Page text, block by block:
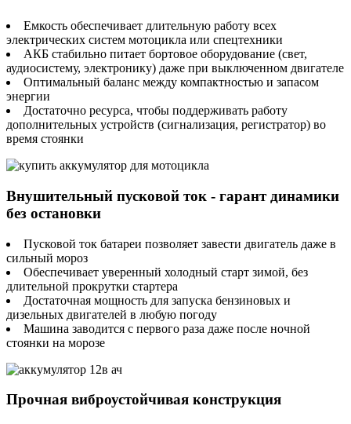
Емкость обеспечивает длительную работу всех
электрических систем мотоцикла или спецтехники
АКБ стабильно питает бортовое оборудование (свет,
аудиосистему, электронику) даже при выключенном двигателе
Оптимальный баланс между компактностью и запасом
энергии
Достаточно ресурса, чтобы поддерживать работу
дополнительных устройств (сигнализация, регистратор) во
время стоянки
Внушительный пусковой ток - гарант динамики
без остановки
Пусковой ток батареи позволяет завести двигатель даже в
сильный мороз
Обеспечивает уверенный холодный старт зимой, без
длительной прокрутки стартера
Достаточная мощность для запуска бензиновых и
дизельных двигателей в любую погоду
Машина заводится с первого раза даже после ночной
стоянки на морозе
Прочная виброустойчивая конструкция